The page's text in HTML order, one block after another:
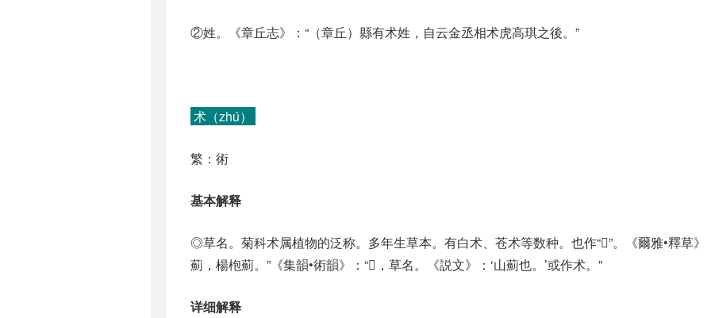
②姓。《章丘志》：“（章丘）縣有术姓，自云金丞相术虎高琪之後。”
术（zhú）
繁：術
基本解释
◎草名。菊科术属植物的泛称。多年生草本。有白术、苍术等数种。也作“𦬸”。《爾雅•釋草》
薊，楊枹薊。”《集韻•術韻》：“𦬸，草名。《説文》：‘山薊也。’或作术。”
详细解释